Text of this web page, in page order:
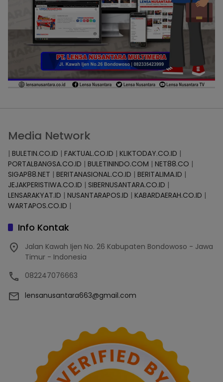
Media Network
| BULETIN.CO.ID | FAKTUAL.CO.ID | KLIKTODAY.CO.ID |
PORTALBANGSA.CO.ID | BULETININDO.COM | NET88.CO |
SIGAP88.NET | BERITANASIONAL.CO.ID | BERITALIMA.ID |
JEJAKPERISTIWA.CO.ID | SIBERNUSANTARA.CO.ID |
LENSARAKYAT.ID | NUSANTARAPOS.ID | KABARDAERAH.CO.ID |
WARTAPOS.CO.ID |
Info Kontak
Jalan Kawah Ijen No. 26 Kabupaten Bondowoso - Jawa
Timur - Indonesia
082247076663
lensanusantara663@gmail.com